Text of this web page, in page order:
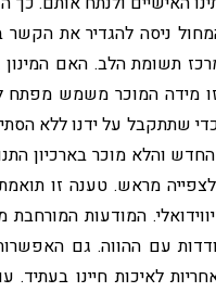
ניסה להגדיר את הקשר
תשומת הלב. האם המינון
מידה המוכר משמש מפתח
שתתקבל על ידנו ללא
והלא מוכר בארכיון
לצפייה מראש. טענה זו
המודעות המורחבת
עם ההווה. גם
לאיכות חיינו בעתיד.